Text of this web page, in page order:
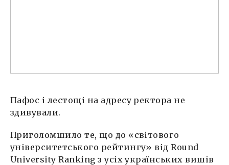
Пафос і лестощі на адресу ректора не
здивували.
Приголомшило те, що до «світового
університетського рейтингу» від Round
University Ranking з усіх українських вишів